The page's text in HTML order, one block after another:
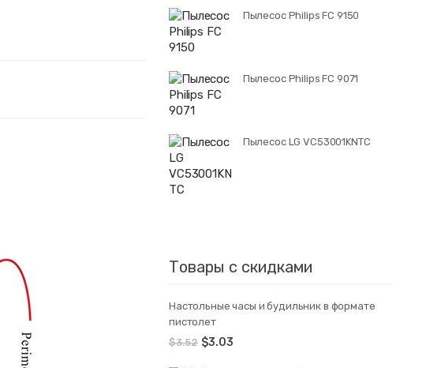
Пылесос Philips FC 9150
Пылесос Philips FC 9071
Пылесос LG VC53001KNTC
Товары с скидками
Настольные часы и будильник в формате
пистолет
$3.52 $3.03